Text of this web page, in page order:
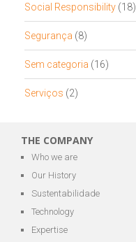
Social Responsibility (18)
Segurança (8)
Sem categoria (16)
Serviços (2)
THE COMPANY
Who we are
Our History
Sustentabilidade
Technology
Expertise